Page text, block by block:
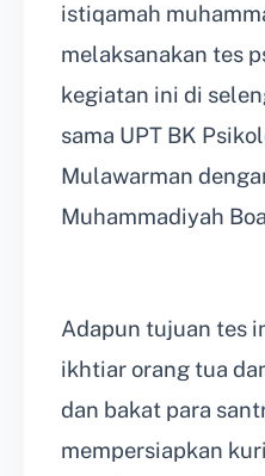
istiqamah
melaksanakan tes
kegiatan ini di
sama UPT BK
Mulawarman
Muhammadiyah
Adapun tujuan tes
ikhtiar orang tua
dan bakat para
mempersiapkan